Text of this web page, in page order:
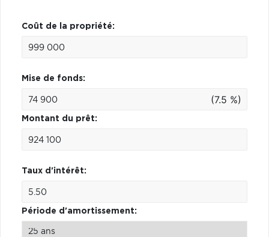
Coût de la propriété:
Mise de fonds:
(7.5 %)
Montant du prêt:
Taux d'intérêt:
Période d'amortissement: